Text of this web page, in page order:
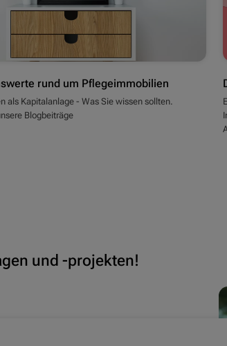
rund um Pflegeimmobilien
als Kapitalanlage - Was Sie wissen sollten.
Blogbeiträge
und -projekten!